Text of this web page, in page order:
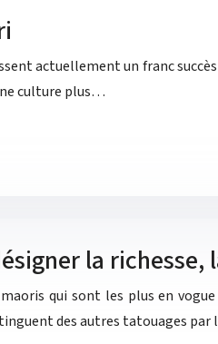
actuellement un franc
culture plus…
la
qui sont les plus en
des autres tatouages